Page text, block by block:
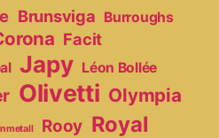
Brunsviga Burroughs
Facit
Japy Léon Bollée
Olivetti Olympia
Rooy Royal